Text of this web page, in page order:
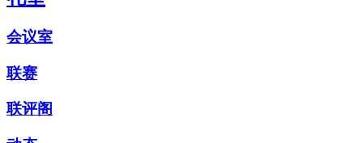
会议室
联赛
联评阁